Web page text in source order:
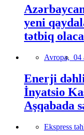
yeni
tətbiq
Avropa, 04
Enerji
İnyatsio
Aşqabada
Ekspress